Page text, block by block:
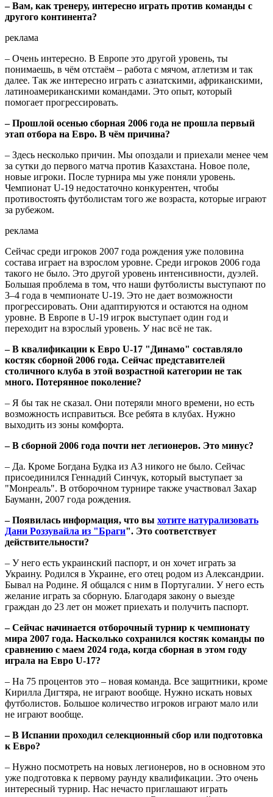
– Вам, как тренеру, интересно играть против команды с
другого континента?
реклама
– Очень интересно. В Европе это другой уровень, ты
понимаешь, в чём отстаём – работа с мячом, атлетизм и так
далее. Так же интересно играть с азиатскими, африканскими,
латиноамериканскими командами. Это опыт, который
помогает прогрессировать.
– Прошлой осенью сборная 2006 года не прошла первый
этап отбора на Евро. В чём причина?
– Здесь несколько причин. Мы опоздали и приехали менее чем
за сутки до первого матча против Казахстана. Новое поле,
новые игроки. После турнира мы уже поняли уровень.
Чемпионат U-19 недостаточно конкурентен, чтобы
противостоять футболистам того же возраста, которые играют
за рубежом.
реклама
Сейчас среди игроков 2007 года рождения уже половина
состава играет на взрослом уровне. Среди игроков 2006 года
такого не было. Это другой уровень интенсивности, дуэлей.
Большая проблема в том, что наши футболисты выступают по
3–4 года в чемпионате U-19. Это не дает возможности
прогрессировать. Они адаптируются и остаются на одном
уровне. В Европе в U-19 игрок выступает один год и
переходит на взрослый уровень. У нас всё не так.
– В квалификации к Евро U-17 "Динамо" составляло
костяк сборной 2006 года. Сейчас представителей
столичного клуба в этой возрастной категории не так
много. Потерянное поколение?
– Я бы так не сказал. Они потеряли много времени, но есть
возможность исправиться. Все ребята в клубах. Нужно
выходить из зоны комфорта.
– В сборной 2006 года почти нет легионеров. Это минус?
– Да. Кроме Богдана Будка из АЗ никого не было. Сейчас
присоединился Геннадий Синчук, который выступает за
"Монреаль". В отборочном турнире также участвовал Захар
Бауманн, 2007 года рождения.
– Появилась информация, что вы хотите натурализовать
Дани Роззувайла из "Браги". Это соответствует
действительности?
– У него есть украинский паспорт, и он хочет играть за
Украину. Родился в Украине, его отец родом из Александрии.
Бывал на Родине. Я общался с ним в Португалии. У него есть
желание играть за сборную. Благодаря закону о выезде
граждан до 23 лет он может приехать и получить паспорт.
– Сейчас начинается отборочный турнир к чемпионату
мира 2007 года. Насколько сохранился костяк команды по
сравнению с маем 2024 года, когда сборная в этом году
играла на Евро U-17?
– На 75 процентов это – новая команда. Все защитники, кроме
Кирилла Дигтяра, не играют вообще. Нужно искать новых
футболистов. Большое количество игроков играют мало или
не играют вообще.
– В Испании проходил селекционный сбор или подготовка
к Евро?
– Нужно посмотреть на новых легионеров, но в основном это
уже подготовка к первому раунду квалификации. Это очень
интересный турнир. Нас нечасто приглашают играть